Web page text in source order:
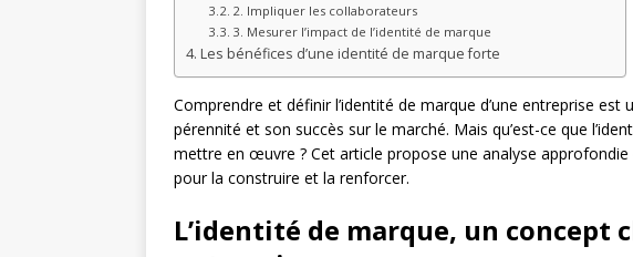
2. Impliquer les collaborateurs
3. Mesurer l’impact de l’identité de marque
Les bénéfices d’une identité de marque forte
Comprendre et définir l’identité de marque d’une entreprise
pérennité et son succès sur le marché. Mais qu’est-ce que
mettre en œuvre ? Cet article propose une analyse
pour la construire et la renforcer.
L’identité de marque, un concept